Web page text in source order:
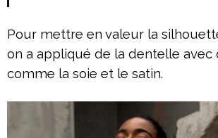
Pour mettre en valeur la
on a appliqué de la dentelle avec
comme la soie et le satin.